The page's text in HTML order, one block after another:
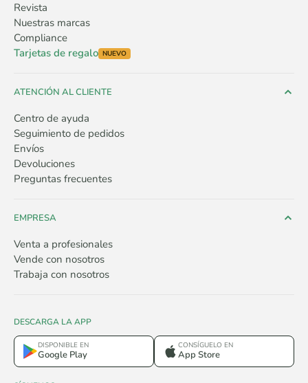
Revista
Nuestras marcas
Compliance
Tarjetas de regalo NUEVO
ATENCIÓN AL CLIENTE
Centro de ayuda
Seguimiento de pedidos
Envíos
Devoluciones
Preguntas frecuentes
EMPRESA
Venta a profesionales
Vende con nosotros
Trabaja con nosotros
DESCARGA LA APP
DISPONIBLE EN
Google Play
CONSÍGUELO EN
App Store